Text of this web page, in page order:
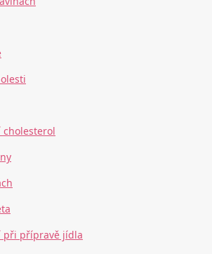
cholesterol
při přípravě jídla